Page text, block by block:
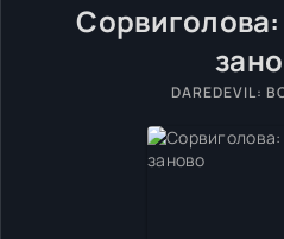
DAREDEVIL: